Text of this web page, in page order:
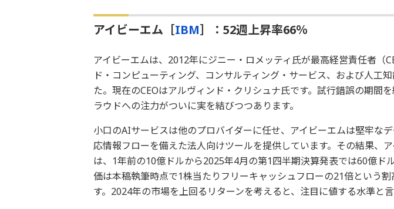
アイビーエム［IBM］：52週上昇率66％
アイビーエムは、2012年にジニー・ロメッティ氏が最高経営責任者（
ド・コンピューティング、コンサルティング・サービス、および人工
た。現在のCEOはアルヴィンド・クリシュナ氏です。試行錯誤の期間
ラウドへの注力がついに実を結びつつあります。
小口のAIサービスは他のプロバイダーに任せ、アイビーエムは堅牢な
応情報フローを備えた法人向けツールを提供しています。その結果、
は、1年前の10億ドルから2025年4月の第1四半期決算発表では60億ド
価は本稿執筆時点で1株当たりフリーキャッシュフローの21倍という
す。2024年の市場を上回るリターンを考えると、注目に値する水準と言